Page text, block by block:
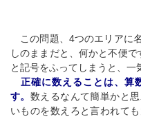
この問題、4つのエリアに
しのままだと、何かと不便
と記号をふってしまうと、一
正確に数えることは、算
す。 数えるなんて簡単かと
いものを数えろと言われて